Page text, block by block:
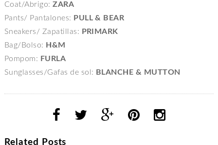
Coat/Abrigo:ZARA
Pants/ Pantalones: PULL & BEAR
Sneakers/ Zapatillas: PRIMARK
Bag/Bolso: H&M
Pompom: FURLA
Sunglasses/Gafas de sol: BLANCHE & MUTTON
Related Posts